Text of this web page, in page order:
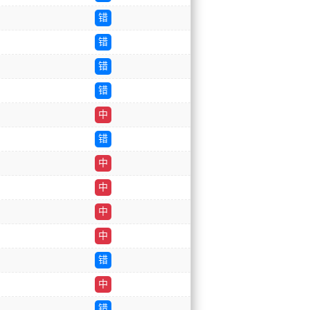
错
错
错
错
中
错
中
中
中
中
错
中